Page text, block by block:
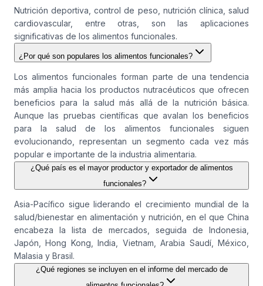
Nutrición deportiva, control de peso, nutrición clínica, salud
cardiovascular, entre otras, son las aplicaciones
significativas de los alimentos funcionales.
¿Por qué son populares los alimentos funcionales?
Los alimentos funcionales forman parte de una tendencia
más amplia hacia los productos nutracéuticos que ofrecen
beneficios para la salud más allá de la nutrición básica.
Aunque las pruebas científicas que avalan los beneficios
para la salud de los alimentos funcionales siguen
evolucionando, representan un segmento cada vez más
popular e importante de la industria alimentaria.
¿Qué país es el mayor productor y exportador de alimentos
funcionales?
Asia-Pacífico sigue liderando el crecimiento mundial de la
salud/bienestar en alimentación y nutrición, en el que China
encabeza la lista de mercados, seguida de Indonesia,
Japón, Hong Kong, India, Vietnam, Arabia Saudí, México,
Malasia y Brasil.
¿Qué regiones se incluyen en el informe del mercado de